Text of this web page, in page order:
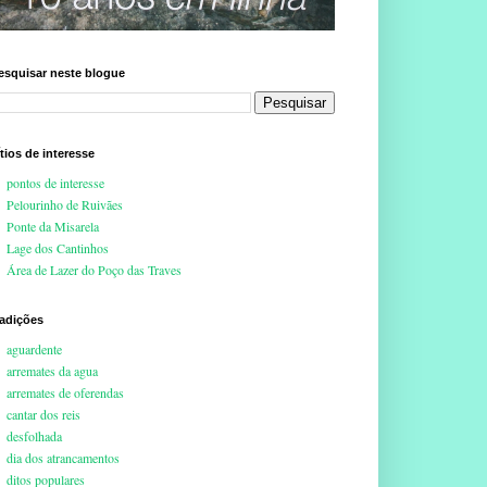
neste blogue
de interesse
pontos de interesse
Pelourinho de Ruivães
Ponte da Misarela
Lage dos Cantinhos
Área de Lazer do Poço das Traves
aguardente
arremates da agua
arremates de oferendas
cantar dos reis
desfolhada
dia dos atrancamentos
ditos populares